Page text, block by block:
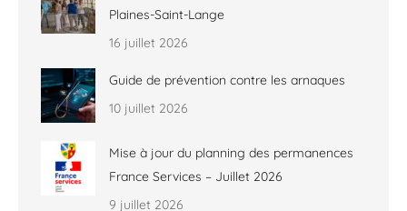
Plaines-Saint-Lange
16 juillet 2026
Guide de prévention contre les arnaques
10 juillet 2026
Mise à jour du planning des permanences
France Services – Juillet 2026
9 juillet 2026